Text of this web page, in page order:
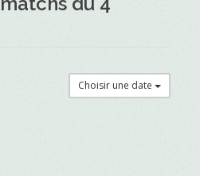
Choisir une date